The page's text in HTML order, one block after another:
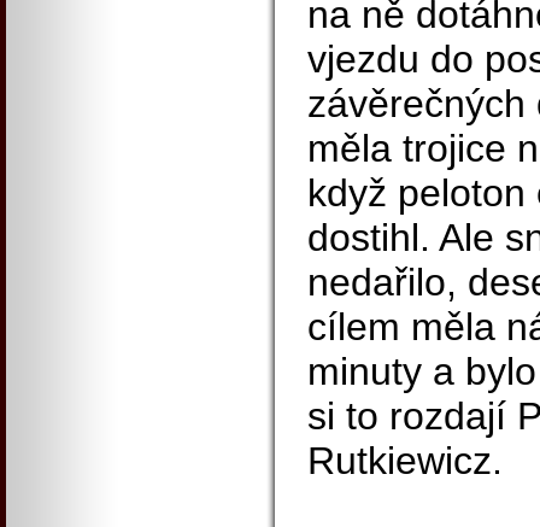
na ně
vjezdu do
závěrečných
měla trojice
když
dostihl. Ale
nedařilo,
cílem měla
minuty a
si to rozdají
Rutkiewicz.